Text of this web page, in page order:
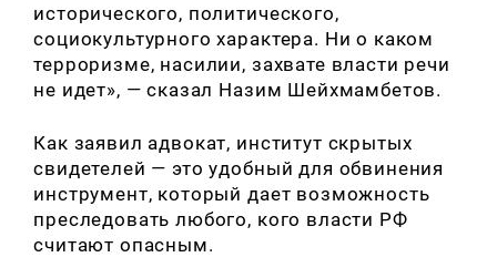
исторического, политического,
социокультурного характера. Ни о каком
терроризме, насилии, захвате власти речи
не идет», — сказал Назим Шейхмамбетов.
Как заявил адвокат, институт скрытых
свидетелей — это удобный для обвинения
инструмент, который дает возможность
преследовать любого, кого власти РФ
считают опасным.